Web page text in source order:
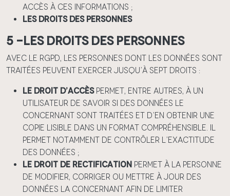
accès à ces informations ;
Les droits des personnes
5 -Les droits des personnes
Avec le RGPD, les personnes dont les données sont
traitées peuvent exercer jusqu’à sept droits :
Le droit d’accèspermet, entre autres, à un
utilisateur de savoir si des données le
concernant sont traitées et d’en obtenir une
copie lisible dans un format compréhensible. Il
permet notamment de contrôler l’exactitude
des données ;
Le droit de rectification permet à la personne
de modifier, corriger ou mettre à jour des
données la concernant afin de limiter